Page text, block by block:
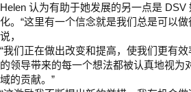
Helen 认为有助于她发展的另一点是 DSV
化。“这里有一个信念就是我们总是可以做
说，
“我们正在做出改变和提高，使我们更有
的领导带来的每一个想法都被认真地视为
域的贡献。”